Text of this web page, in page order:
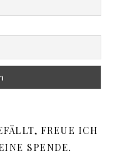
FREUE ICH
SPENDE.